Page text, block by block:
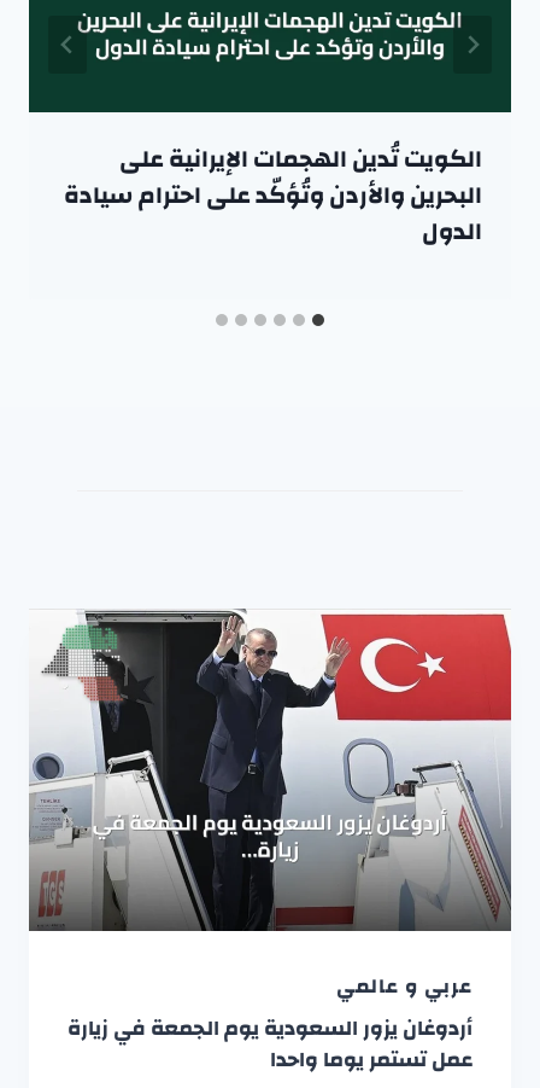
الكويت تُدين الهجمات الإيرانية على
البحرين والأردن وتُؤكّد على احترام سيادة
الدول
عربي و عالمي
أردوغان يزور السعودية يوم الجمعة في زيارة
عمل تستمر يوما واحدا